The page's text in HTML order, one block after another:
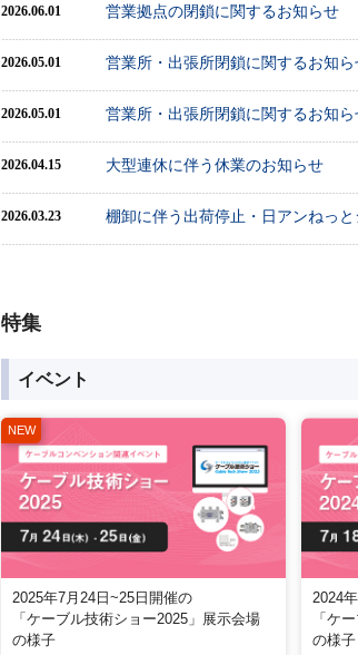
2026.06.01 営業拠点の閉鎖に関するお知らせ
2026.05.01 営業所・出張所閉鎖に関するお知
2026.05.01 営業所・出張所閉鎖に関するお知
2026.04.15 大型連休に伴う休業のお知らせ
2026.03.23 棚卸に伴う出荷停止・日アンねっ
特集
イベント
2025年7月24日~25日開催の
「ケーブル技術ショー2025」展示会場
の様子
2024
「ケ
の様子